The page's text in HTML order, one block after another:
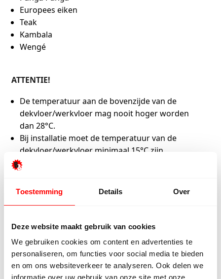
Toestemming Details Over
Deze website maakt gebruik van cookies
We gebruiken cookies om content en advertenties te
personaliseren, om functies voor social media te bieden
en om ons websiteverkeer te analyseren. Ook delen we
informatie over uw gebruik van onze site met onze
Europees eiken
Teak
Kambala
Wengé
ATTENTIE!
De temperatuur aan de bovenzijde van de
dekvloer/werkvloer mag nooit hoger worden
dan 28°C.
Bij installatie moet de temperatuur van de
dekvloer/werkvloer minimaal 15°C zijn.
Wat onze klanten zeggen
Hester Schaap
5/5